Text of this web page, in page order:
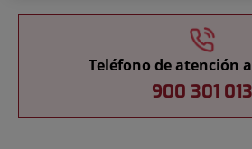
Teléfono de atención
900 301 013